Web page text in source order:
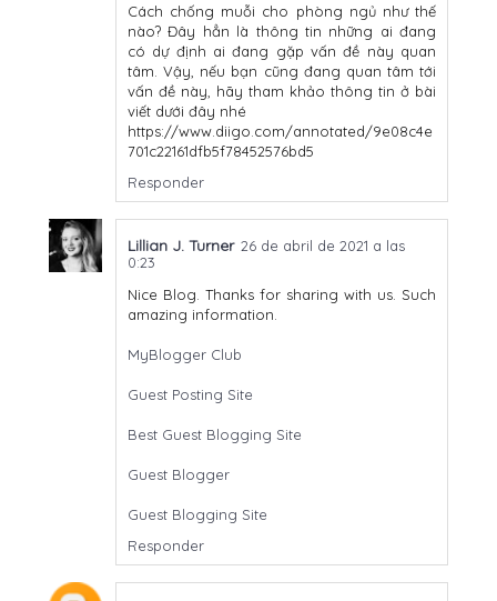
Cách chống muỗi cho phòng ngủ như thế
nào? Đây hẳn là thông tin những ai đang
có dự định ai đang gặp vấn đề này quan
tâm. Vậy, nếu bạn cũng đang quan tâm tới
vấn đề này, hãy tham khảo thông tin ở bài
viết dưới đây nhé
https://www.diigo.com/annotated/9e08c4e
701c22161dfb5f78452576bd5
Responder
Lillian J. Turner 26 de abril de 2021 a las
0:23
Nice Blog. Thanks for sharing with us. Such
amazing information.
MyBlogger Club
Guest Posting Site
Best Guest Blogging Site
Guest Blogger
Guest Blogging Site
Responder